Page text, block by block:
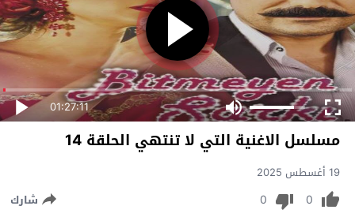
01:27:11
مسلسل الاغنية التي لا تنتهي الحلقة 14
19 أغسطس 2025
0
0 شارك